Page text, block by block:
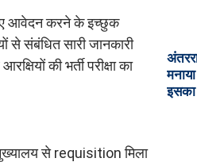
आवेदन करने के इच्छुक
से संबंधित सारी जानकारी
की भर्ती परीक्षा का
मुख्यालय से requisition मिला
इसका